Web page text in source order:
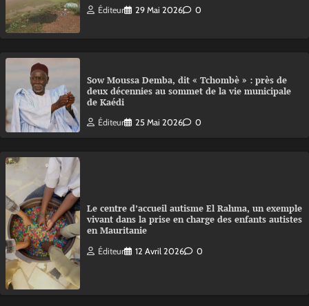
Éditeur 29 Mai 2026 0
Sow Moussa Demba, dit « Tchombè » : près de
deux décennies au sommet de la vie municipale
de Kaédi
Éditeur 25 Mai 2026 0
Le centre d’accueil autisme El Rahma, un exemple
vivant dans la prise en charge des enfants autistes
en Mauritanie
Éditeur 12 Avril 2026 0